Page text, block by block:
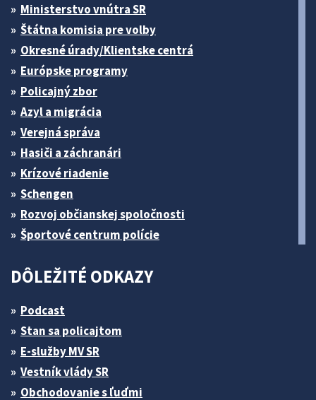
Ministerstvo vnútra SR
Štátna komisia pre volby
Okresné úrady/Klientske centrá
Európske programy
Policajný zbor
Azyl a migrácia
Verejná správa
Hasiči a záchranári
Krízové riadenie
Schengen
Rozvoj občianskej spoločnosti
Športové centrum polície
DÔLEŽITÉ ODKAZY
Podcast
Stan sa policajtom
E-služby MV SR
Vestník vlády SR
Obchodovanie s ľuďmi